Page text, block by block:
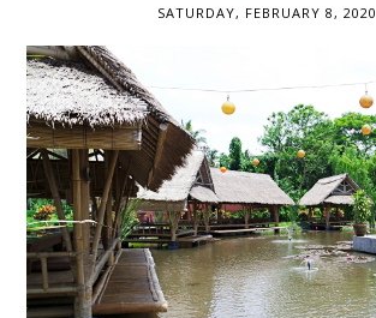
SATURDAY, FEBRUARY 8, 2020